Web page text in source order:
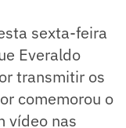
sexta-feira
Everaldo
transmitir os
comemorou o
vídeo nas